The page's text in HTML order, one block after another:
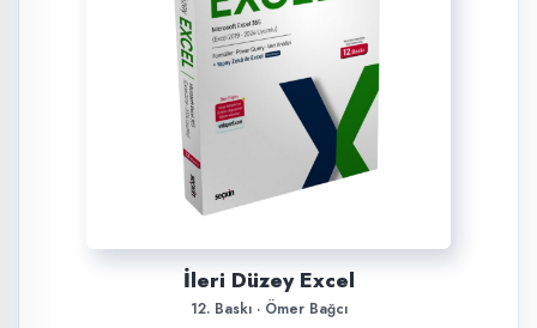
İleri Düzey Excel
12. Baskı · Ömer Bağcı